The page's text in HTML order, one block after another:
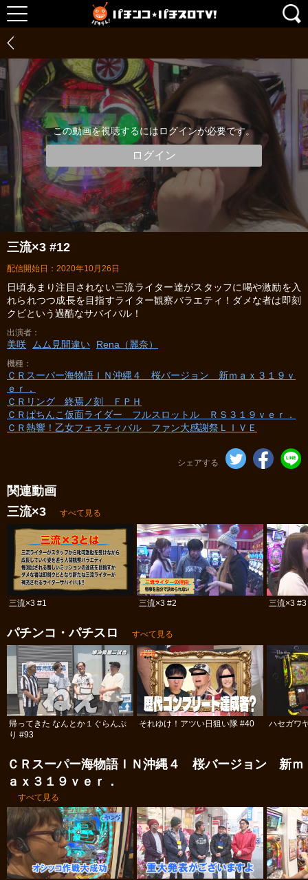
この動画を視聴するにはログインが必要です。
ログイン
三流×3 #12
配信開始日：2020年10月26日
日頃あまり注目されない三流ライター達がスタッフに喝や激励を入
れられつつ成長を目指すライター観察バラエティ！ダメな者は即刻
クビという過酷なサバイバル！
出演者
美咲 ムム見間違い Rena（麗奈）
機種
ＣＲスーパー海物語ＩＮ沖縄４ 桜バージョン 新ｍａｘ３１９ｖ
ｅｒ．
ＣＲリング 終焉ノ刻 ＦＰＨ
ＣＲぱちんこ仮面ライダー フルスロットル ＲＳ３１９ｖｅｒ．
ＣＲ熱響！乙女フェスティバル ファン大感謝祭ＬＩＶＥ
シェアする
関連動画
三流×3
すべて見る
三流×3 #1 三流×3 #2 三流×3 #3
パチンコ・パチスロ すべて見る
帰ってきた なんとか１ぐらんぷ
り #93
それゆけ！アツい日狙い隊 #40 ハセガワ
ＣＲスーパー海物語ＩＮ沖縄４ 桜バージョン 新ｍ
ａｘ３１９ｖｅｒ．
すべて見る